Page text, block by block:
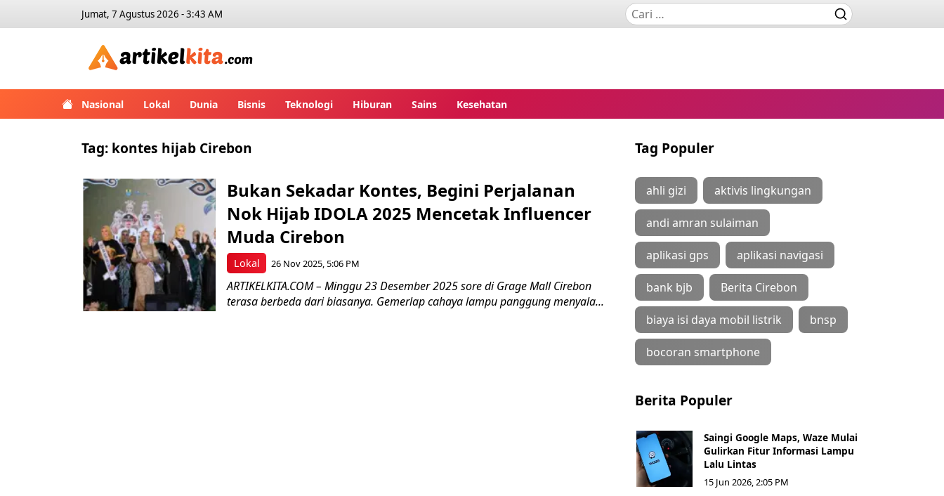
Jumat, 7 Agustus 2026 - 3:43 AM
Nasional Lokal Dunia Bisnis Teknologi Hiburan Sains Kesehatan
Tag: kontes hijab Cirebon
Lokal
Bukan Sekadar Kontes, Begini Perjalanan
Nok Hijab IDOLA 2025 Mencetak Influencer
Muda Cirebon
26 Nov 2025, 5:06 PM
ARTIKELKITA.COM – Minggu 23 Desember 2025 sore di Grage Mall Cirebon
terasa berbeda dari biasanya. Gemerlap cahaya lampu panggung menyala...
Tag Populer
ahli gizi aktivis lingkungan
andi amran sulaiman
aplikasi gps aplikasi navigasi
bank bjb Berita Cirebon
biaya isi daya mobil listrik bnsp
bocoran smartphone
Berita Populer
Saingi Google Maps, Waze Mulai
Gulirkan Fitur Informasi Lampu
Lalu Lintas
15 Jun 2026, 2:05 PM